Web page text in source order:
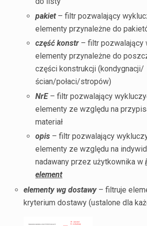
pakiet– filtr pozwalający
elementy przynależne do
część konstr – filtr pozwalający
elementy przynależne do
części konstrukcji (kondygnacji/
ścian/połaci/stropów)
NrE– filtr pozwalający
elementy ze względu na
materiał
opis – filtr pozwalający
elementy ze względu na
nadawany przez użytkownika w
element
elementy wg dostawy– filtruje
kryterium dostawy (ustalone dla